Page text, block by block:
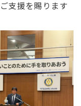
支援を賜ります